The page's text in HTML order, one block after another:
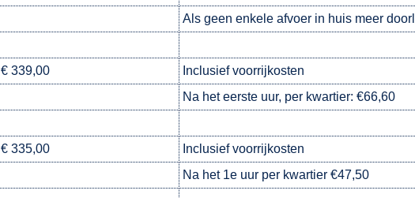
Als geen enkele afvoer in huis meer
€ 339,00
Inclusief voorrijkosten
Na het eerste uur, per kwartier: €66,60
€ 335,00
Inclusief voorrijkosten
Na het 1e uur per kwartier €47,50